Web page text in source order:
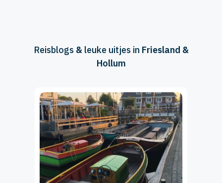
Reisblogs & leuke uitjes in Friesland &
Hollum